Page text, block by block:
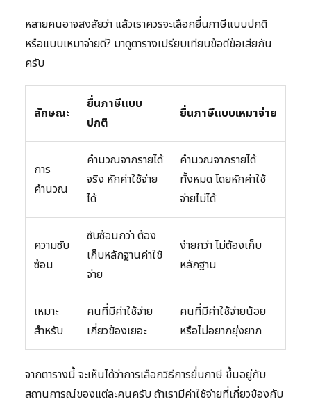
หลายคนอาจสงสัยว่า แล้วเราควรจะเลือกยื่นภาษีแบบปกติ
หรือแบบเหมาจ่ายดี? มาดูตารางเปรียบเทียบข้อดีข้อเสียกัน
ครับ
ลักษณะ
ยื่นภาษีแบบ
ปกติ
ยื่นภาษีแบบเหมาจ่าย
การ
คำนวณ
คำนวณจากรายได้
จริง หักค่าใช้จ่าย
ได้
คำนวณจากรายได้
ทั้งหมด โดยหักค่าใช้
จ่ายไม่ได้
ความซับ
ซ้อน
ซับซ้อนกว่า ต้อง
เก็บหลักฐานค่าใช้
จ่าย
ง่ายกว่า ไม่ต้องเก็บ
หลักฐาน
เหมาะ
สำหรับ
คนที่มีค่าใช้จ่าย
เกี่ยวข้องเยอะ
คนที่มีค่าใช้จ่ายน้อย
หรือไม่อยากยุ่งยาก
จากตารางนี้ จะเห็นได้ว่าการเลือกวิธีการยื่นภาษี ขึ้นอยู่กับ
สถานการณ์ของแต่ละคนครับ ถ้าเรามีค่าใช้จ่ายที่เกี่ยวข้องกับ